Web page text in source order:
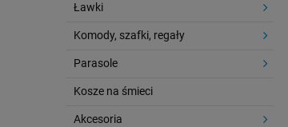
Ławki
Komody, szafki, regały
Parasole
Kosze na śmieci
Akcesoria